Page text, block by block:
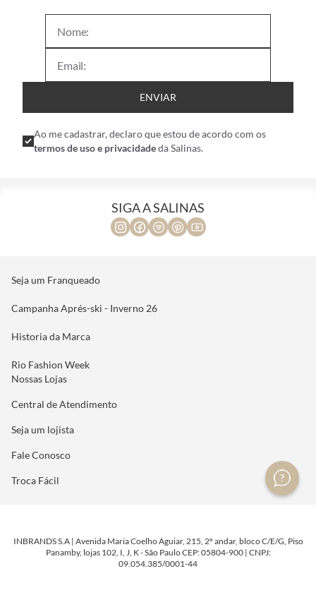
ENVIAR
Ao me cadastrar, declaro que estou de acordo com os
termos de uso e privacidadeda Salinas.
SIGA A SALINAS
Seja um Franqueado
Campanha Aprés-ski - Inverno 26
Historia da Marca
Rio Fashion Week
Nossas Lojas
Central de Atendimento
Seja um lojista
Fale Conosco
Troca Fácil
INBRANDS S.A | Avenida Maria Coelho Aguiar, 215, 2º andar, bloco C/E/G, Piso
Panamby, lojas 102, I, J, K - São Paulo CEP: 05804-900 | CNPJ:
09.054.385/0001-44